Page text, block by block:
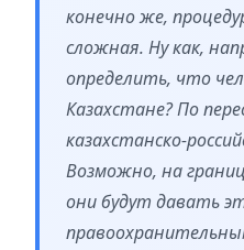
конечно же,
сложная. Ну как,
определить, что
Казахстане? По
казахстанско-
Возможно, на
они будут давать